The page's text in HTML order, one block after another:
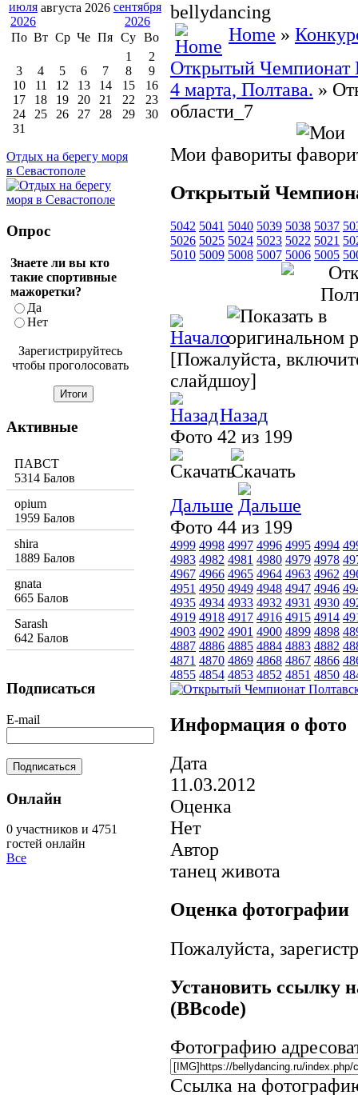
bellydancing
Home »
Открытый Чемпионат
4 марта, Полтава. »
области_7
Мои фавориты
Открытый
5042 5041 5040 5039 5038 5037
5026 5025 5024 5023 5022 5021
5010 5009 5008 5007 5006 5005
[Пожалуйста,
слайдшоу]
Назад
Фото 42 из 199
Дальше
Фото 44 из 199
4999 4998 4997 4996 4995 4994
4983 4982 4981 4980 4979 4978
4967 4966 4965 4964 4963 4962
4951 4950 4949 4948 4947 4946
4935 4934 4933 4932 4931 4930
4919 4918 4917 4916 4915 4914
4903 4902 4901 4900 4899 4898
4887 4886 4885 4884 4883 4882
4871 4870 4869 4868 4867 4866
4855 4854 4853 4852 4851 4850
Информация о фото
Дата
11.03.2012
Оценка
Нет
Автор
танец живота
Оценка фотографии
Пожалуйста,
Установить ссылку
(BBcode)
Фотографию
Ссылка на
августа 2026
По Вт Ср Че Пя Су Во
1
2
3
4 5 6 7 8
9
10
11 12 13 14 15
16
17
18 19 20 21 22
23
24
25 26 27 28 29
30
31
Отдых на берегу моря
в Севастополе
Опрос
Знаете ли вы кто
такие спортивные
мажоретки?
Да
Нет
Зарегистрируйтесь
чтобы проголосовать
Активные
ПАВСТ
5314 Балов
opium
1959 Балов
shira
1889 Балов
gnata
665 Балов
Sarash
642 Балов
Подписаться
E-mail
Онлайн
0 участников и 4751
гостей онлайн
Все